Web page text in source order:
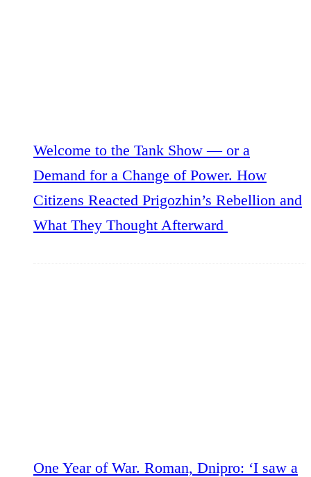
Welcome to the Tank Show — or a
Demand for a Change of Power. How
Citizens Reacted Prigozhin’s Rebellion and
What They Thought Afterward
One Year of War. Roman, Dnipro: ‘I saw a